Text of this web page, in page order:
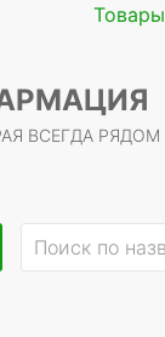
Товары
ВСЕГДА РЯДОМ